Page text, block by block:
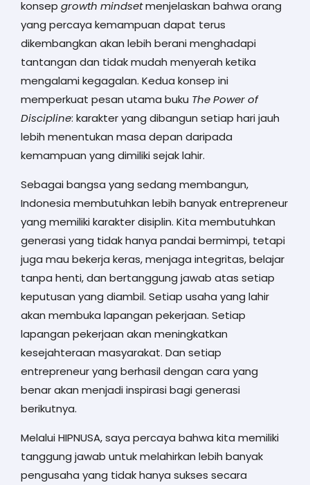
konsep growth mindsetmenjelaskan bahwa orang
yang percaya kemampuan dapat terus
dikembangkan akan lebih berani menghadapi
tantangan dan tidak mudah menyerah ketika
mengalami kegagalan. Kedua konsep ini
memperkuat pesan utama buku The Power of
Discipline: karakter yang dibangun setiap hari jauh
lebih menentukan masa depan daripada
kemampuan yang dimiliki sejak lahir.
Sebagai bangsa yang sedang membangun,
Indonesia membutuhkan lebih banyak entrepreneur
yang memiliki karakter disiplin. Kita membutuhkan
generasi yang tidak hanya pandai bermimpi, tetapi
juga mau bekerja keras, menjaga integritas, belajar
tanpa henti, dan bertanggung jawab atas setiap
keputusan yang diambil. Setiap usaha yang lahir
akan membuka lapangan pekerjaan. Setiap
lapangan pekerjaan akan meningkatkan
kesejahteraan masyarakat. Dan setiap
entrepreneur yang berhasil dengan cara yang
benar akan menjadi inspirasi bagi generasi
berikutnya.
Melalui HIPNUSA, saya percaya bahwa kita memiliki
tanggung jawab untuk melahirkan lebih banyak
pengusaha yang tidak hanya sukses secara